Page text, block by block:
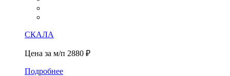
СКАЛА
Цена за м/п 2880 ₽
Подробнее